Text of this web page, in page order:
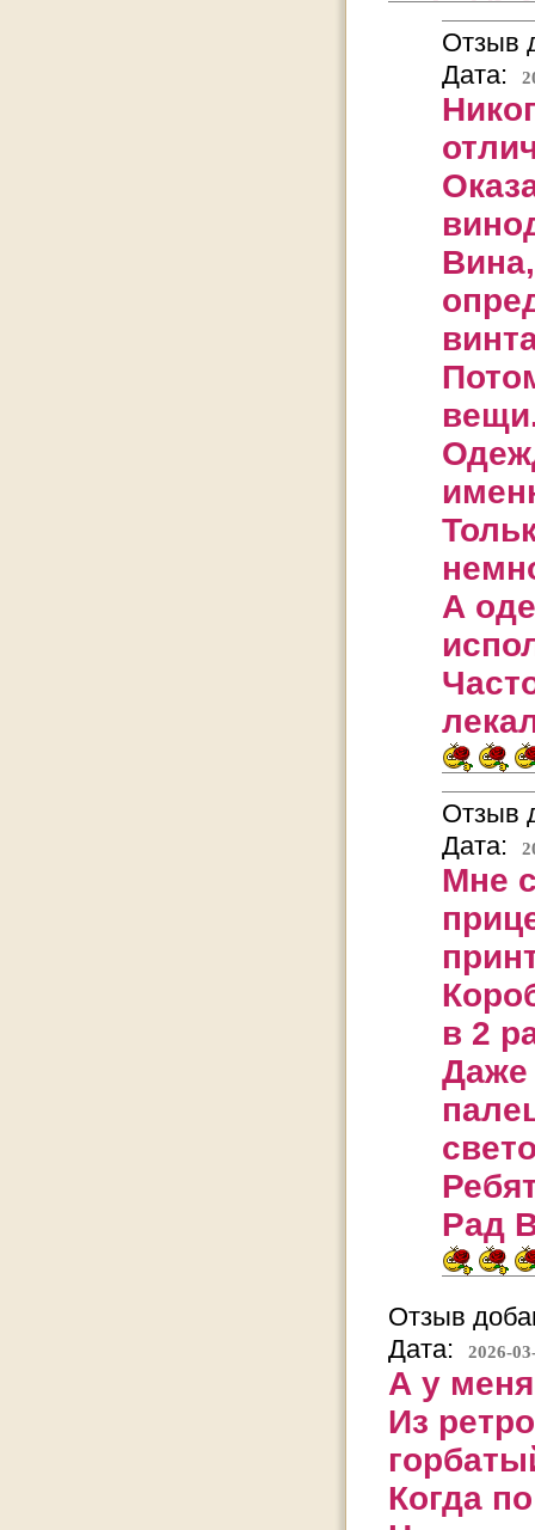
Отзыв
Дата:
А
Отзыв
Дата:
Мне
в 2
Даже
Рад
Отзыв
Дата:
2026-
А у
Из
Когда